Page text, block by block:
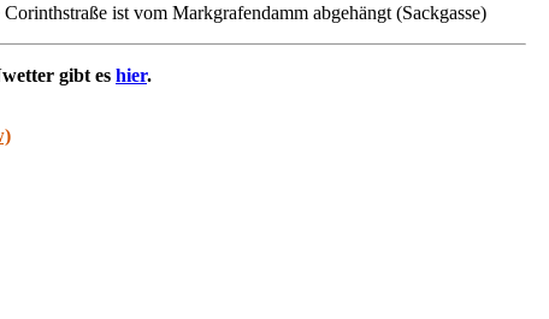
ist vom Markgrafendamm abgehängt (Sackgasse)
gibt es hier.